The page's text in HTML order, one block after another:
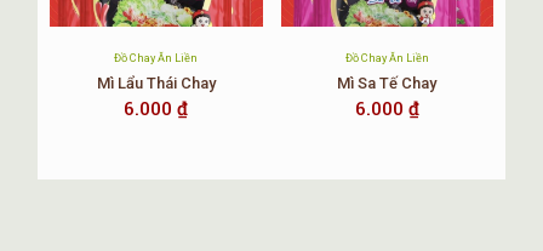
Đồ Chay Ăn Liền
Mì Lẩu Thái Chay
6.000₫
Đồ Chay Ăn Liền
Mì Sa Tế Chay
6.000 ₫